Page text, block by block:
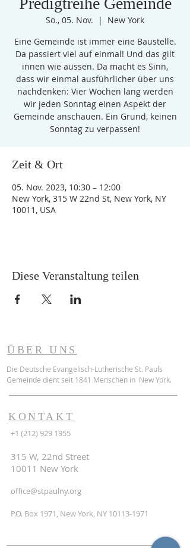
So., 05. Nov.
  |
New York
Eine Gemeinde ist immer eine Baustelle.
Da passiert viel auf einmal! Und das gilt
innen wie aussen. Da macht es Sinn,
dass wir einmal ausführlicher über uns
nachdenken: Vier Wochen lang werden
wir jeden Sonntag einen Aspekt der
Gemeinde anschauen. Ein Grund, keinen
Sonntag zu verpassen!
Zeit & Ort
05. Nov. 2023, 10:30 – 12:00
New York, 315 W 22nd St, New York, NY
10011, USA
Diese Veranstaltung teilen
ÜBER UNS
Die Deutsche Evangelisch-Lutherische St. Pauls
Gemeinde dient seit 1841 Menschen in New York.
KONTAKT
+1 (212) 929 1955
315 W, 22nd Street
10011 New York
office@stpaulny.org
P.O. Box 1971, New York, NY 10113-1971